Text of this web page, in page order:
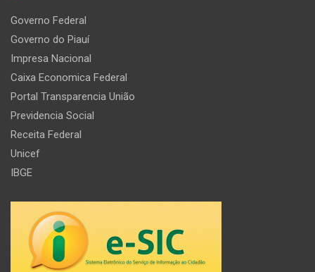
Governo Federal
Governo do Piauí
Impresa Nacional
Caixa Economica Federal
Portal Transparencia União
Previdencia Social
Receita Federal
Unicef
IBGE